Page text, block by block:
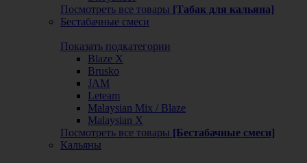
Посмотреть все товары [Табак для кальяна]
Бестабачные смеси
Показать подкатегории
Blaze X
Brusko
JAM
Leteam
Malaysian Mix / Blaze
Malaysian X
Посмотреть все товары [Бестабачные смеси]
Кальяны